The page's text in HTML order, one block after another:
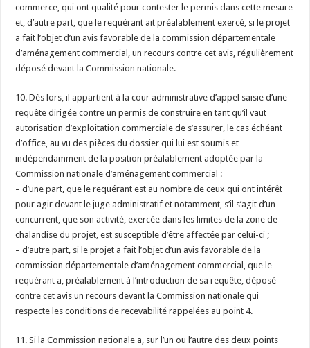
commerce, qui ont qualité pour contester le permis dans cette mesure
et, d’autre part, que le requérant ait préalablement exercé, si le projet
a fait l’objet d’un avis favorable de la commission départementale
d’aménagement commercial, un recours contre cet avis, régulièrement
déposé devant la Commission nationale.
10. Dès lors, il appartient à la cour administrative d’appel saisie d’une
requête dirigée contre un permis de construire en tant qu’il vaut
autorisation d’exploitation commerciale de s’assurer, le cas échéant
d’office, au vu des pièces du dossier qui lui est soumis et
indépendamment de la position préalablement adoptée par la
Commission nationale d’aménagement commercial :
– d’une part, que le requérant est au nombre de ceux qui ont intérêt
pour agir devant le juge administratif et notamment, s’il s’agit d’un
concurrent, que son activité, exercée dans les limites de la zone de
chalandise du projet, est susceptible d’être affectée par celui-ci ;
– d’autre part, si le projet a fait l’objet d’un avis favorable de la
commission départementale d’aménagement commercial, que le
requérant a, préalablement à l’introduction de sa requête, déposé
contre cet avis un recours devant la Commission nationale qui
respecte les conditions de recevabilité rappelées au point 4.
11. Si la Commission nationale a, sur l’un ou l’autre des deux points